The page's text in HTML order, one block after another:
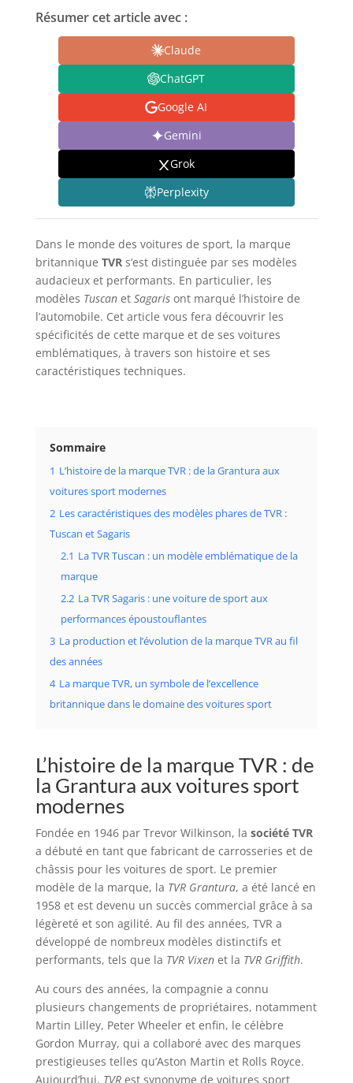
Résumer cet article avec :
Claude
ChatGPT
Google AI
Gemini
Grok
Perplexity
Dans le monde des voitures de sport, la marque
britannique TVRs’est distinguée par ses modèles
audacieux et performants. En particulier, les
modèles Tuscanet Sagarisont marqué l’histoire de
l’automobile. Cet article vous fera découvrir les
spécificités de cette marque et de ses voitures
emblématiques, à travers son histoire et ses
caractéristiques techniques.
Sommaire
1 L’histoire de la marque TVR : de la Grantura aux
voitures sport modernes
2 Les caractéristiques des modèles phares de TVR :
Tuscan et Sagaris
2.1 La TVR Tuscan : un modèle emblématique de la
marque
2.2 La TVR Sagaris : une voiture de sport aux
performances époustouflantes
3 La production et l’évolution de la marque TVR au fil
des années
4 La marque TVR, un symbole de l’excellence
britannique dans le domaine des voitures sport
L’histoire de la marque TVR : de
la Grantura aux voitures sport
modernes
Fondée en 1946 par Trevor Wilkinson, la société TVR
a débuté en tant que fabricant de carrosseries et de
châssis pour les voitures de sport. Le premier
modèle de la marque, la TVR Grantura, a été lancé en
1958 et est devenu un succès commercial grâce à sa
légèreté et son agilité. Au fil des années, TVR a
développé de nombreux modèles distinctifs et
performants, tels que la TVR Vixenet la TVR Griffith.
Au cours des années, la compagnie a connu
plusieurs changements de propriétaires, notamment
Martin Lilley, Peter Wheeler et enfin, le célèbre
Gordon Murray, qui a collaboré avec des marques
prestigieuses telles qu’Aston Martin et Rolls Royce.
Aujourd’hui, TVRest synonyme de voitures sport